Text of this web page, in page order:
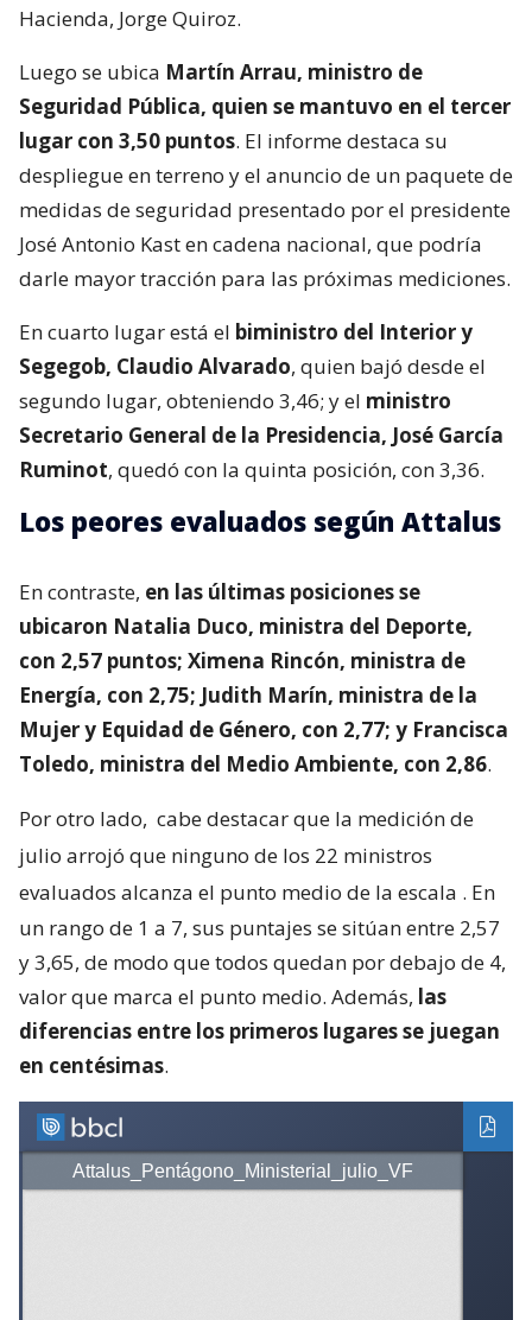
Hacienda, Jorge Quiroz.
Luego se ubica Martín Arrau, ministro de
Seguridad Pública, quien se mantuvo en el tercer
lugar con 3,50 puntos. El informe destaca su
despliegue en terreno y el anuncio de un paquete de
medidas de seguridad presentado por el presidente
José Antonio Kast en cadena nacional, que podría
darle mayor tracción para las próximas mediciones.
En cuarto lugar está el biministro del Interior y
Segegob, Claudio Alvarado, quien bajó desde el
segundo lugar, obteniendo 3,46; y el ministro
Secretario General de la Presidencia, José García
Ruminot, quedó con la quinta posición, con 3,36.
Los peores evaluados según Attalus
En contraste, en las últimas posiciones se
ubicaron Natalia Duco, ministra del Deporte,
con 2,57 puntos; Ximena Rincón, ministra de
Energía, con 2,75; Judith Marín, ministra de la
Mujer y Equidad de Género, con 2,77; y Francisca
Toledo, ministra del Medio Ambiente, con 2,86.
Por otro lado, cabe destacar que la medición de
julio arrojó que ninguno de los 22 ministros
evaluados alcanza el punto medio de la escala . En
un rango de 1 a 7, sus puntajes se sitúan entre 2,57
y 3,65, de modo que todos quedan por debajo de 4,
valor que marca el punto medio. Además, las
diferencias entre los primeros lugares se juegan
en centésimas.